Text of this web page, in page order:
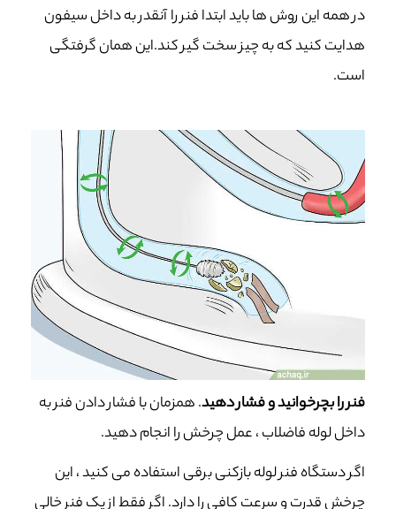
در همه این روش ها باید ابتدا فنر را آنقدر به داخل سیفون
هدایت کنید که به چیز سخت گیر کند.این همان گرفتگی
است.
فنر را بچرخوانید و فشار دهید. همزمان با فشار دادن فنر به
داخل لوله فاضلاب ، عمل چرخش را انجام دهید.
اگر دستگاه فنر لوله بازکنی برقی استفاده می کنید ، این